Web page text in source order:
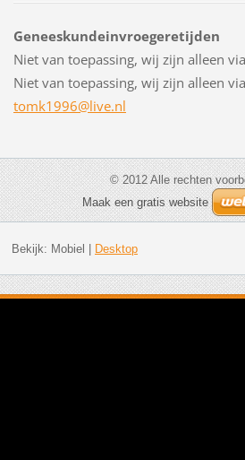
Geneeskundeinvroegeretijden
Niet van toepassing, wij zijn alleen
Niet van toepassing, wij zijn alleen
tomk1996@live.nl
© 2012 Alle rechten
Maak een gratis website
Bekijk: Mobiel Desktop